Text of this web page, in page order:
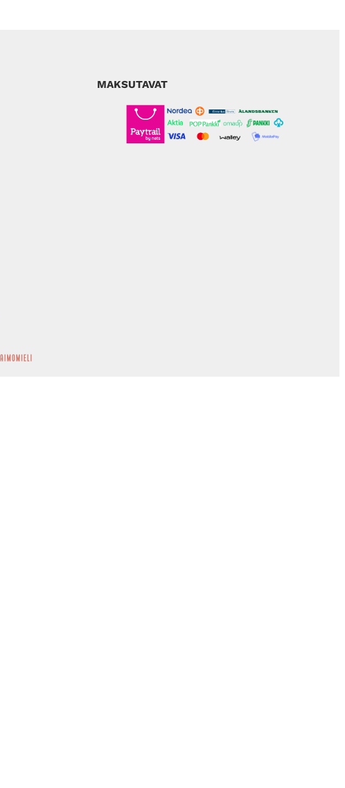
MAKSUTAVAT